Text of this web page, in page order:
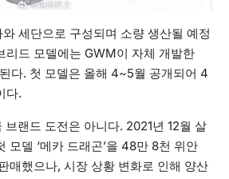
세단으로 구성되며 소량 생산될 예정
리드 모델에는 GWM이 자체 개발한
다. 첫 모델은 올해 4~5월 공개되어 4
다.
랜드 도전은 아니다. 2021년 12월 살
모델 ‘메카 드래곤’을 48만 8천 위안
매했으나, 시장 상황 변화로 인해 양산